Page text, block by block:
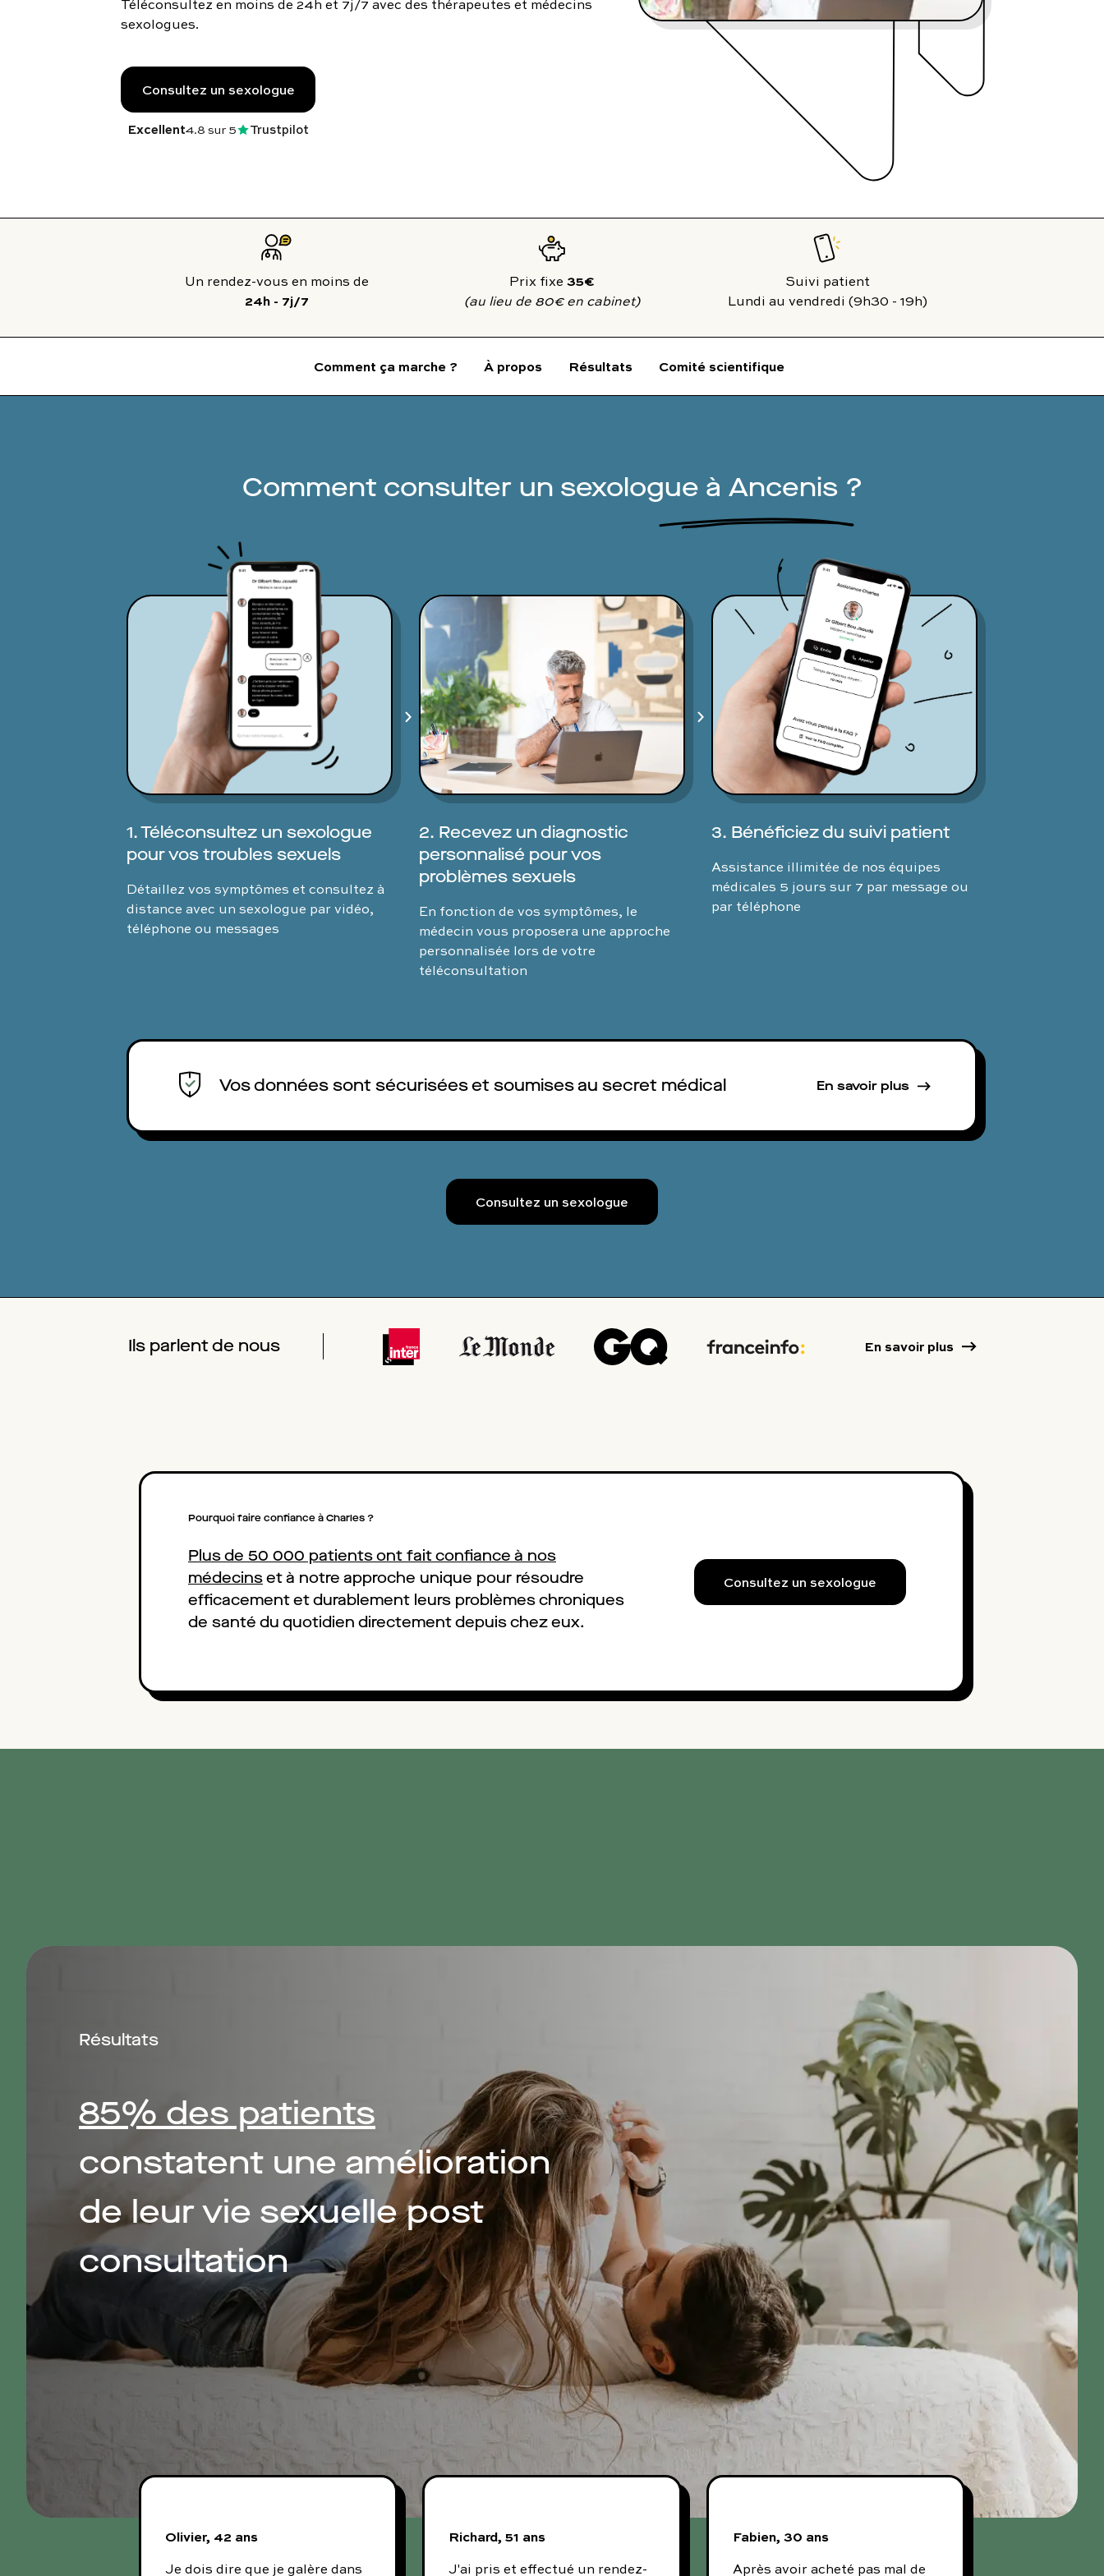
Toutes nos pathologiessexuelles
contact@charles.co
Téléconsultez en moins de 24h et 7j/7 avec des thérapeutes et médecins
sexologues.
Consultez un sexologue
Excellent4.8sur 5 Trustpilot
24h - 7j/7
Prix fixe 35€
(au lieu de 80€ en cabinet)
Suivi patient
Lundi au vendredi (9h30 - 19h)
Comment ça marche ? À propos Résultats Comité scientifique
Comment consulter un sexologue à Ancenis ?
1. Téléconsultez un sexologue
pour vos troubles sexuels
Détaillez vos symptômes et consultez à
distance avec un sexologue par vidéo,
téléphone ou messages
2. Recevez un diagnostic
personnalisé pour vos
problèmes sexuels
En fonction de vos symptômes, le
médecin vous proposera une approche
personnalisée lors de votre
téléconsultation
3. Bénéficiez du suivi patient
Assistance illimitée de nos équipes
médicales 5 jours sur 7 par message ou
par téléphone
Vos données sont sécurisées et soumises au secret médical En savoir plus
Consultez un sexologue
Ils parlent de nous En savoir plus
Pourquoi faire confiance à Charles ?
Plus de 50 000 patients ont fait confiance à nos
médecinset à notre approche unique pour résoudre
efficacement et durablement leurs problèmes chroniques
de santé du quotidien directement depuis chez eux.
Consultez un sexologue
Résultats
85% des patients
constatent une amélioration
de leur vie sexuelle post
consultation
Olivier, 42 ans
Je dois dire que je galère dans
Richard, 51 ans
J'ai pris et effectué un rendez-
Fabien, 30 ans
Après avoir acheté pas mal de